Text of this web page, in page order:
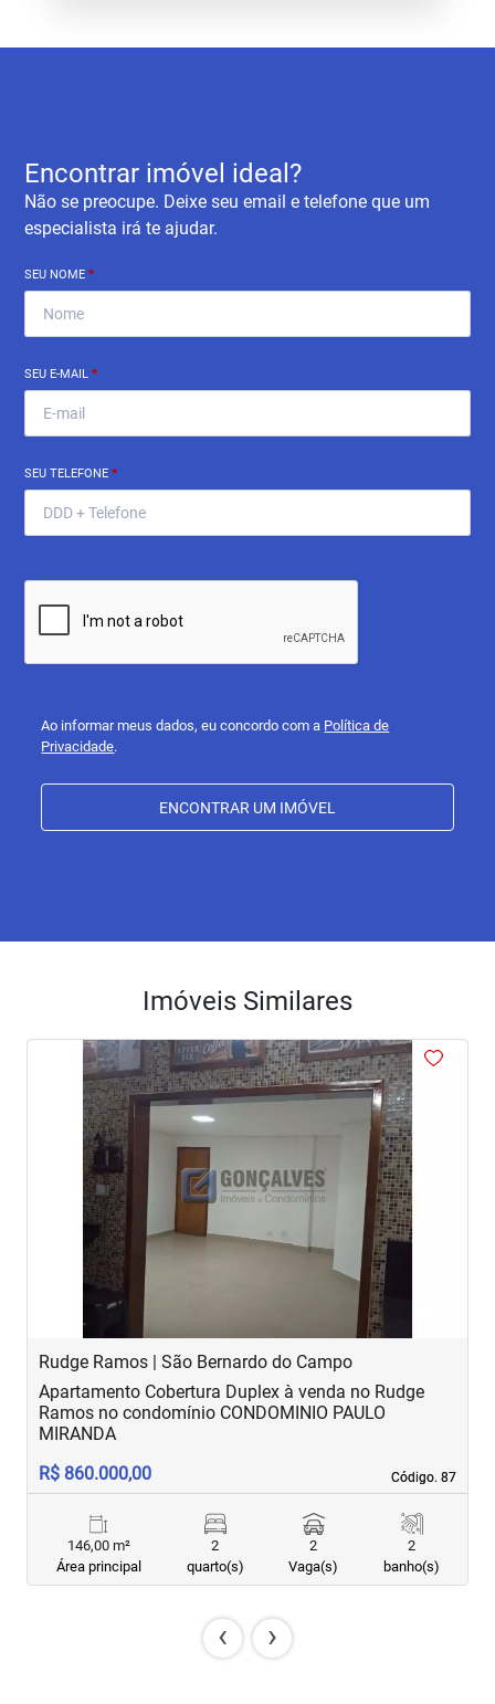
Encontrar imóvel ideal?
Não se preocupe. Deixe seu email e telefone que um
especialista irá te ajudar.
SEU NOME*
SEU E-MAIL*
SEU TELEFONE*
Ao informar meus dados, eu concordo com a Política de
Privacidade.
ENCONTRAR UM IMÓVEL
Imóveis Similares
Previous
Rudge Ramos | São Bernardo do Campo
Código. 87
Código. 87
Apartamento Cobertura Duplex à venda no Rudge
Ramos no condomínio CONDOMINIO PAULO
MIRANDA
R$ 860.000,00
146,00 m²
Área principal
2
quarto(s)
2
Vaga(s)
2
banho(s)
‹ ›